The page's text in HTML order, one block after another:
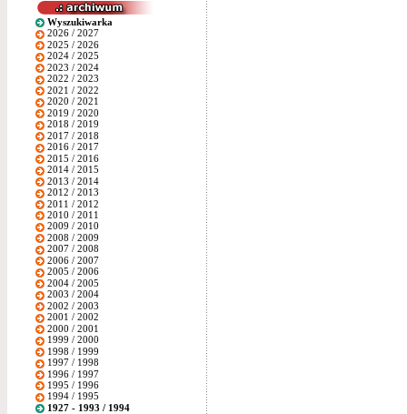
Wyszukiwarka
2026 / 2027
2025 / 2026
2024 / 2025
2023 / 2024
2022 / 2023
2021 / 2022
2020 / 2021
2019 / 2020
2018 / 2019
2017 / 2018
2016 / 2017
2015 / 2016
2014 / 2015
2013 / 2014
2012 / 2013
2011 / 2012
2010 / 2011
2009 / 2010
2008 / 2009
2007 / 2008
2006 / 2007
2005 / 2006
2004 / 2005
2003 / 2004
2002 / 2003
2001 / 2002
2000 / 2001
1999 / 2000
1998 / 1999
1997 / 1998
1996 / 1997
1995 / 1996
1994 / 1995
1927 - 1993 / 1994